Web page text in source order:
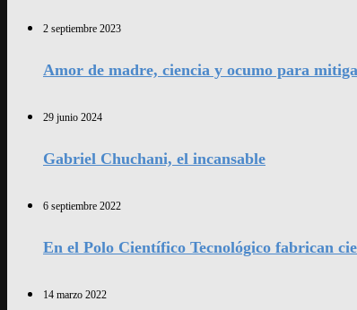
2 septiembre 2023
Amor de madre, ciencia y ocumo para
29 junio 2024
Gabriel Chuchani, el incansable
6 septiembre 2022
En el Polo Científico Tecnológico fabrican
14 marzo 2022